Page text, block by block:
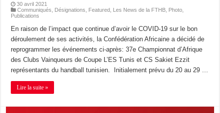
30 avril 2021
Communiqués
Désignations Featured Les News de la FTHB Photo
Publications
En raison de l’impact que continue d’avoir le COVID-19 sur le bon
déroulement de ses activités, la Confédération Africaine a décidé de
reprogrammer les événements ci-après: 37e Championnat d’Afrique
des Clubs Vainqueurs de Coupe L’ES Tunis et CS Sakiet Ezzit
représentants du handball tunisien. Initialement prévu du 20 au 29 …
Lire la suite »